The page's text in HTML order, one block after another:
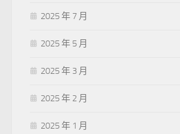
2025 年 7 月
2025 年 5 月
2025 年 3 月
2025 年 2 月
2025 年 1 月